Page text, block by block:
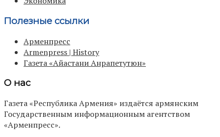
Полезные ссылки
Арменпресс
Armenpress | History
Газета «Айастани Анрапетутюн»
О нас
Газета «Республика Армения» издаётся армянским
Государственным информационным агентством
«Арменпресс».